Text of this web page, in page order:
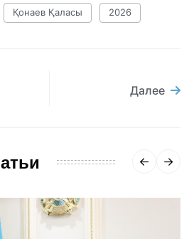
Қонаев Қаласы 2026
Далее